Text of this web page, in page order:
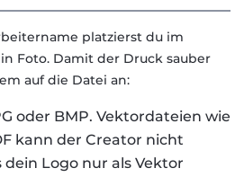
platzierst du im
Foto. Damit der Druck sauber
auf die Datei an:
oder BMP. Vektordateien wie
kann der Creator nicht
Logo nur als Vektor